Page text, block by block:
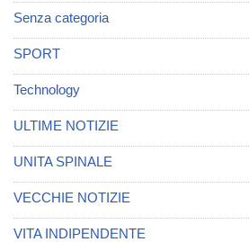
Senza categoria
SPORT
Technology
ULTIME NOTIZIE
UNITA SPINALE
VECCHIE NOTIZIE
VITA INDIPENDENTE